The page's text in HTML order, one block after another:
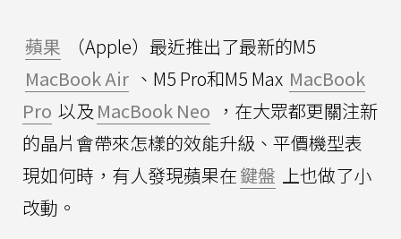
蘋果
（Apple）最近推出了最新的M5
MacBook Air 、M5 Pro和M5 Max MacBook
Pro 以及 MacBook Neo ，在大眾都更關注新
的晶片會帶來怎樣的效能升級、平價機型表
現如何時，有人發現蘋果在鍵盤 上也做了小
改動。